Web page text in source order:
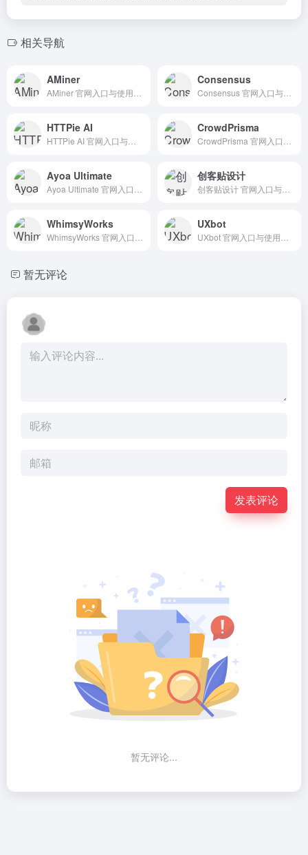
相关导航
AMiner Consensus
HTTPie AI CrowdPrisma
Ayoa Ultimate 创客贴设计
WhimsyWorks UXbot
暂无评论
发表评论
暂无评论...